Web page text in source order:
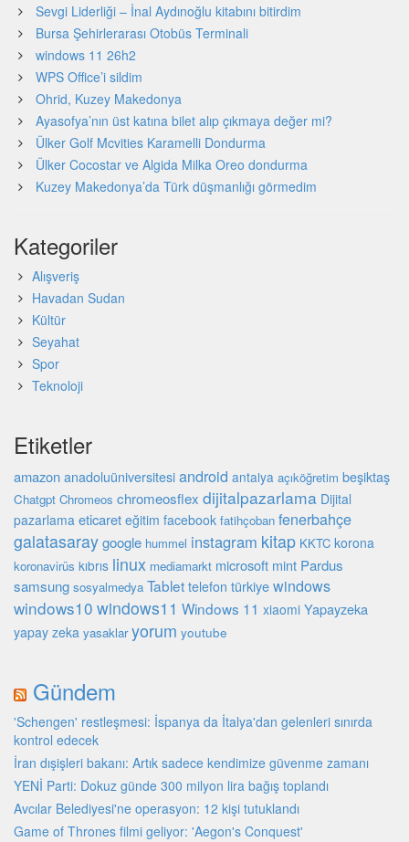
Sevgi Liderliği – İnal Aydınoğlu kitabını bitirdim
Bursa Şehirlerarası Otobüs Terminali
windows 11 26h2
WPS Office’i sildim
Ohrid, Kuzey Makedonya
Ayasofya’nın üst katına bilet alıp çıkmaya değer mi?
Ülker Golf Mcvities Karamelli Dondurma
Ülker Cocostar ve Algida Milka Oreo dondurma
Kuzey Makedonya’da Türk düşmanlığı görmedim
Kategoriler
Alışveriş
Havadan Sudan
Kültür
Seyahat
Spor
Teknoloji
Etiketler
amazon anadoluüniversitesi android antalya açıköğretim beşiktaş
Chatgpt Chromeos chromeosflex dijitalpazarlama Dijital
pazarlama eticaret eğitim facebook fatihçoban fenerbahçe
galatasaraygoogle hummel instagram kitap KKTC korona
koronavirüs kıbrıs linux mediamarkt microsoft mint Pardus
samsung sosyalmedya Tablet telefon türkiyewindows
windows10 windows11 Windows 11 xiaomi Yapayzeka
yapay zeka yasaklar yorum youtube
Gündem
'Schengen' restleşmesi: İspanya da İtalya'dan gelenleri sınırda
kontrol edecek
İran dışişleri bakanı: Artık sadece kendimize güvenme zamanı
YENİ Parti: Dokuz günde 300 milyon lira bağış toplandı
Avcılar Belediyesi'ne operasyon: 12 kişi tutuklandı
Game of Thrones filmi geliyor: 'Aegon's Conquest'